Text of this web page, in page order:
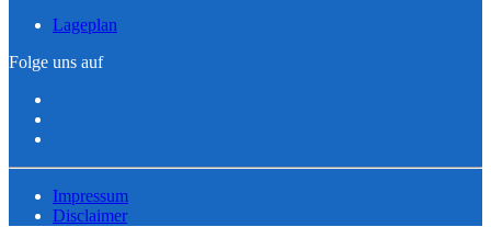
Lageplan
Folge uns auf
Impressum
Disclaimer